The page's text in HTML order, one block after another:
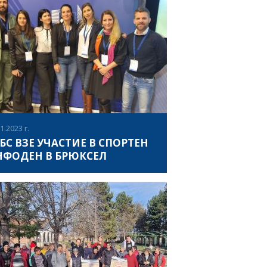
турнир „Нови звезди“, който бе
на изключително високо ниво
клуб КЛАСА и директорът на
– доц. Пламен Нягин. 45-то издание
турнир включи в
си 100 и 200 метра интегриран
както и тласкане на гюле, в които взеха
36 атлети с интелектуални
ВИЖ ПОВЕЧЕ
г.
ВЗЕ УЧАСТИЕ В СПОРТЕН
В БРЮКСЕЛ
Комисия в Брюксел се
ежегодното издание на
дни на спорта, в рамките
бе предоставена подробна
относно възможностите, които
спортното направление на
„Еразъм+“ за насърчаване на
ВИЖ ПОВЕЧЕ